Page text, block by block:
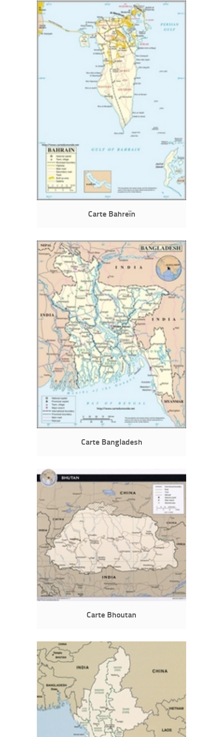
Carte Bahreïn
Carte Bangladesh
Carte Bhoutan